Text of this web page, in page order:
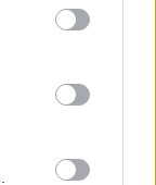
may click to
party tags to
below Google